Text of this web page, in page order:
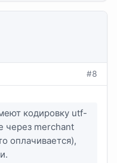
#8
кодировку utf-
через merchant
оплачивается),